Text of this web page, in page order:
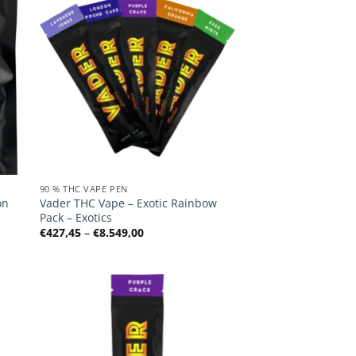
90 % THC VAPE PEN
Vader THC Vape – Exotic Rainbow
Pack – Exotics
€427,45 – €8.549,00Preisspanne: